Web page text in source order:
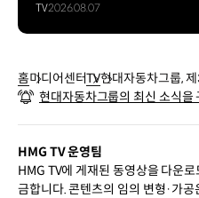
TV2026.08.07
홈미디어센터TV현대자동차그룹, 제
현대자동차그룹의 최신 소식을
HMG TV 운영팀
HMG TV에 게재된 동영상을 다운
금합니다. 콘텐츠의 임의 변형·가